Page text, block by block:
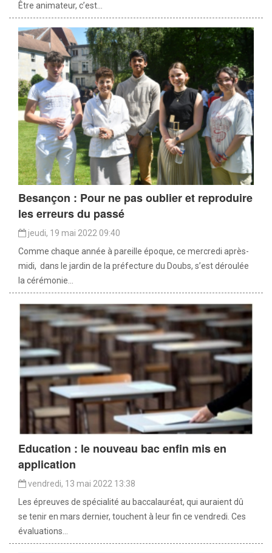
Être animateur, c’est...
Besançon : Pour ne pas oublier et reproduire
les erreurs du passé
jeudi, 19 mai 2022 09:40
Comme chaque année à pareille époque, ce mercredi après-
midi, dans le jardin de la préfecture du Doubs, s’est déroulée
la cérémonie...
Education : le nouveau bac enfin mis en
application
vendredi, 13 mai 2022 13:38
Les épreuves de spécialité au baccalauréat, qui auraient dû
se tenir en mars dernier, touchent à leur fin ce vendredi. Ces
évaluations...